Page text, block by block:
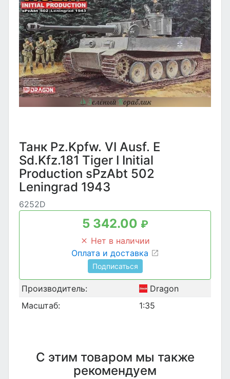
Танк Pz.Kpfw. VI Ausf. E
Sd.Kfz.181 Tiger I Initial
Production sPzAbt 502
Leningrad 1943
6252D
5 342.00 ₽
Нет в наличии
Оплата и доставка
Подписаться
Производитель:
Dragon
Масштаб:
1:35
С этим товаром мы также
рекомендуем